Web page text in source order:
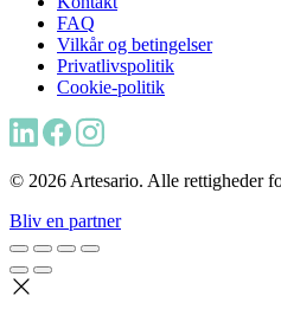
FAQ
Vilkår og betingelser
Privatlivspolitik
Cookie-politik
© 2026 Artesario. Alle rettigheder
Bliv en partner